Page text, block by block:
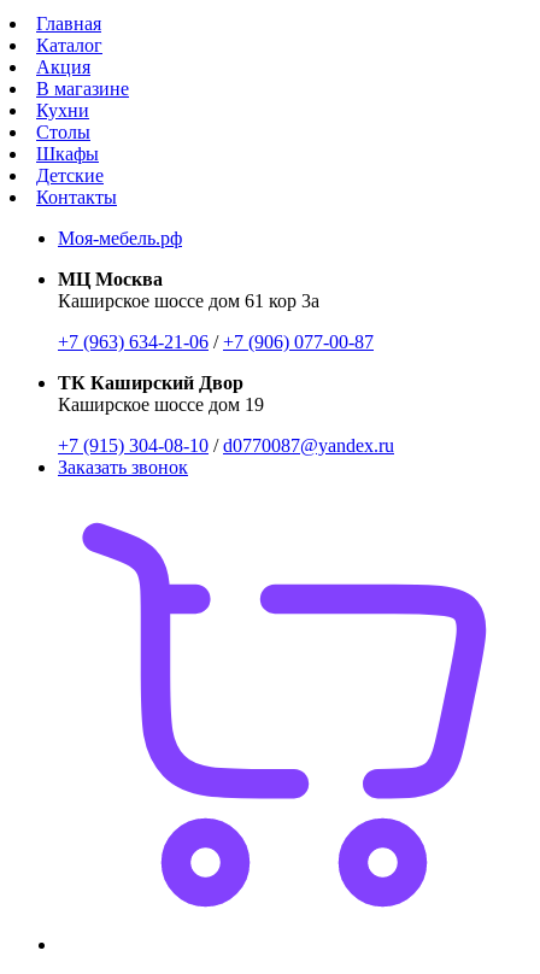
Главная
Каталог
Акция
В магазине
Кухни
Столы
Шкафы
Детские
Контакты
Моя-мебель.рф
МЦ Москва
Каширское шоссе дом 61 кор 3а
+7 (963) 634-21-06 /+7 (906) 077-00-87
ТК Каширский Двор
Каширское шоссе дом 19
+7 (915) 304-08-10 /d0770087@yandex.ru
Заказать звонок